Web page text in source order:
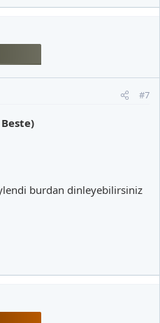
#7
burdan dinleyebilirsiniz